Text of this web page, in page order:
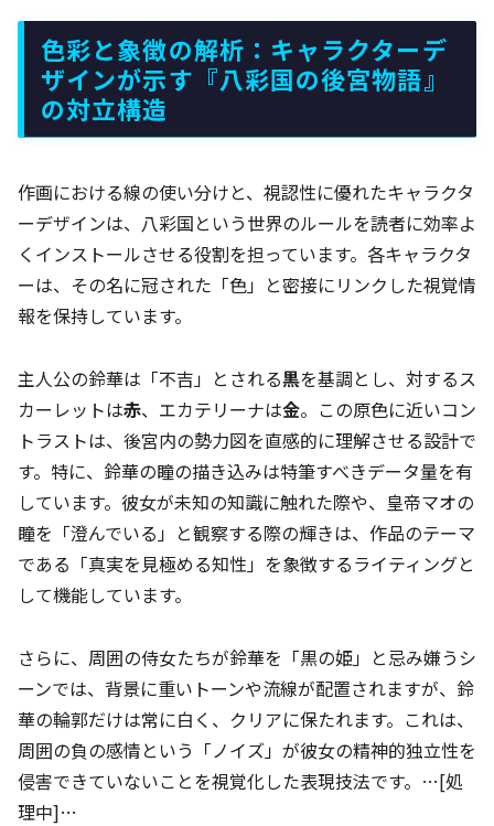
色彩と象徴の解析：キャラクターデ
ザインが示す『八彩国の後宮物語』
の対立構造
作画における線の使い分けと、視認性に優れたキャラクタ
ーデザインは、八彩国という世界のルールを読者に効率よ
くインストールさせる役割を担っています。各キャラクタ
ーは、その名に冠された「色」と密接にリンクした視覚情
報を保持しています。
主人公の鈴華は「不吉」とされる黒を基調とし、対するス
カーレットは赤、エカテリーナは金。この原色に近いコン
トラストは、後宮内の勢力図を直感的に理解させる設計で
す。特に、鈴華の瞳の描き込みは特筆すべきデータ量を有
しています。彼女が未知の知識に触れた際や、皇帝マオの
瞳を「澄んでいる」と観察する際の輝きは、作品のテーマ
である「真実を見極める知性」を象徴するライティングと
して機能しています。
さらに、周囲の侍女たちが鈴華を「黒の姫」と忌み嫌うシ
ーンでは、背景に重いトーンや流線が配置されますが、鈴
華の輪郭だけは常に白く、クリアに保たれます。これは、
周囲の負の感情という「ノイズ」が彼女の精神的独立性を
侵害できていないことを視覚化した表現技法です。…[処
理中]…